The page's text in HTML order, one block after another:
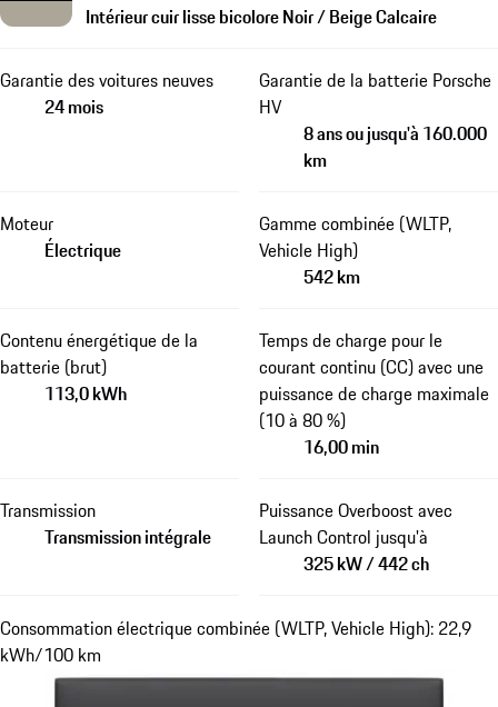
Intérieur cuir lisse bicolore Noir / Beige Calcaire
Garantie des voitures neuves
24 mois
Garantie de la batterie Porsche
HV
8 ans ou jusqu'à 160.000
km
Moteur
Électrique
Gamme combinée (WLTP,
Vehicle High)
542 km
Contenu énergétique de la
batterie (brut)
113,0 kWh
Temps de charge pour le
courant continu (CC) avec une
puissance de charge maximale
(10 à 80 %)
16,00 min
Transmission
Transmission intégrale
Puissance Overboost avec
Launch Control jusqu'à
325 kW / 442 ch
Consommation électrique combinée (WLTP, Vehicle High): 22,9
kWh/100 km